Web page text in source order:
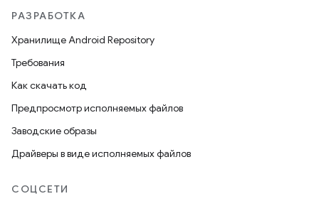
РАЗРАБОТКА
Хранилище Android Repository
Требования
Как скачать код
Предпросмотр исполняемых файлов
Заводские образы
Драйверы в виде исполняемых файлов
СОЦСЕТИ